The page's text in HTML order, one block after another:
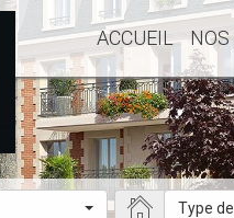
ACCUEIL NOS
Type